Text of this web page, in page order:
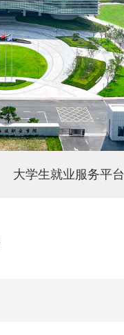
大学生就业服务平台